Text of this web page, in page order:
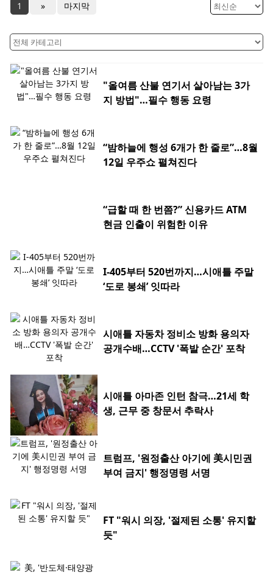
1 » 마지막
"올여름 산불 연기서 살아남는 3가
지 방법"…필수 행동 요령
“밤하늘에 행성 6개가 한 줄로”…8월
12일 우주쇼 펼쳐진다
“급할 때 한 번쯤?” 신용카드 ATM
현금 인출이 위험한 이유
I-405부터 520번까지…시애틀 주말
‘도로 봉쇄’ 잇따라
시애틀 자동차 정비소 방화 용의자
공개수배…CCTV '폭발 순간' 포착
시애틀 아마존 인턴 참극…21세 학
생, 근무 중 창문서 추락사
트럼프, '원정출산 아기에 美시민권
부여 금지' 행정명령 서명
FT "워시 의장, '절제된 소통' 유지할
듯"